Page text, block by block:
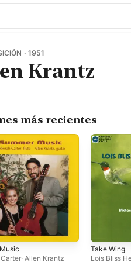
· 1951
Krantz
más recientes
· Allen Krantz
Take Wing
Lois Bliss